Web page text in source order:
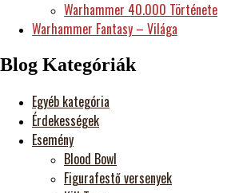
Warhammer 40.000 Története
Warhammer Fantasy – Világa
Blog Kategóriák
Egyéb kategória
Érdekességek
Esemény
Blood Bowl
Figurafestő versenyek